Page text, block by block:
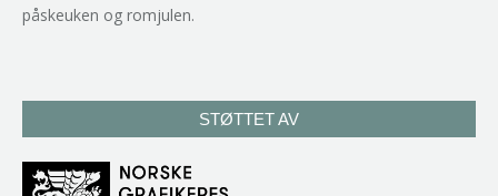
påskeuken og romjulen.
STØTTET AV